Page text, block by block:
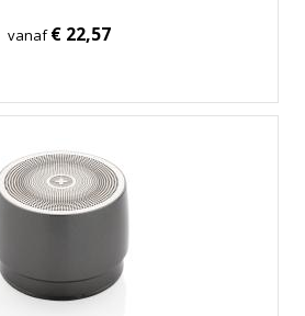
vanaf€ 22,57